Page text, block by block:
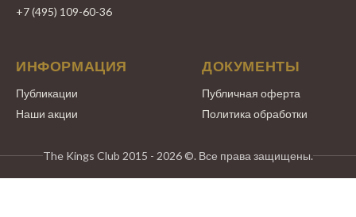
+7 (495) 109-60-36
ИНФОРМАЦИЯ
Публикации
Наши акции
ДОКУМЕНТЫ
Публичная оферта
Политика обработки
The Kings Club 2015 - 2026 ©. Все права защищены.